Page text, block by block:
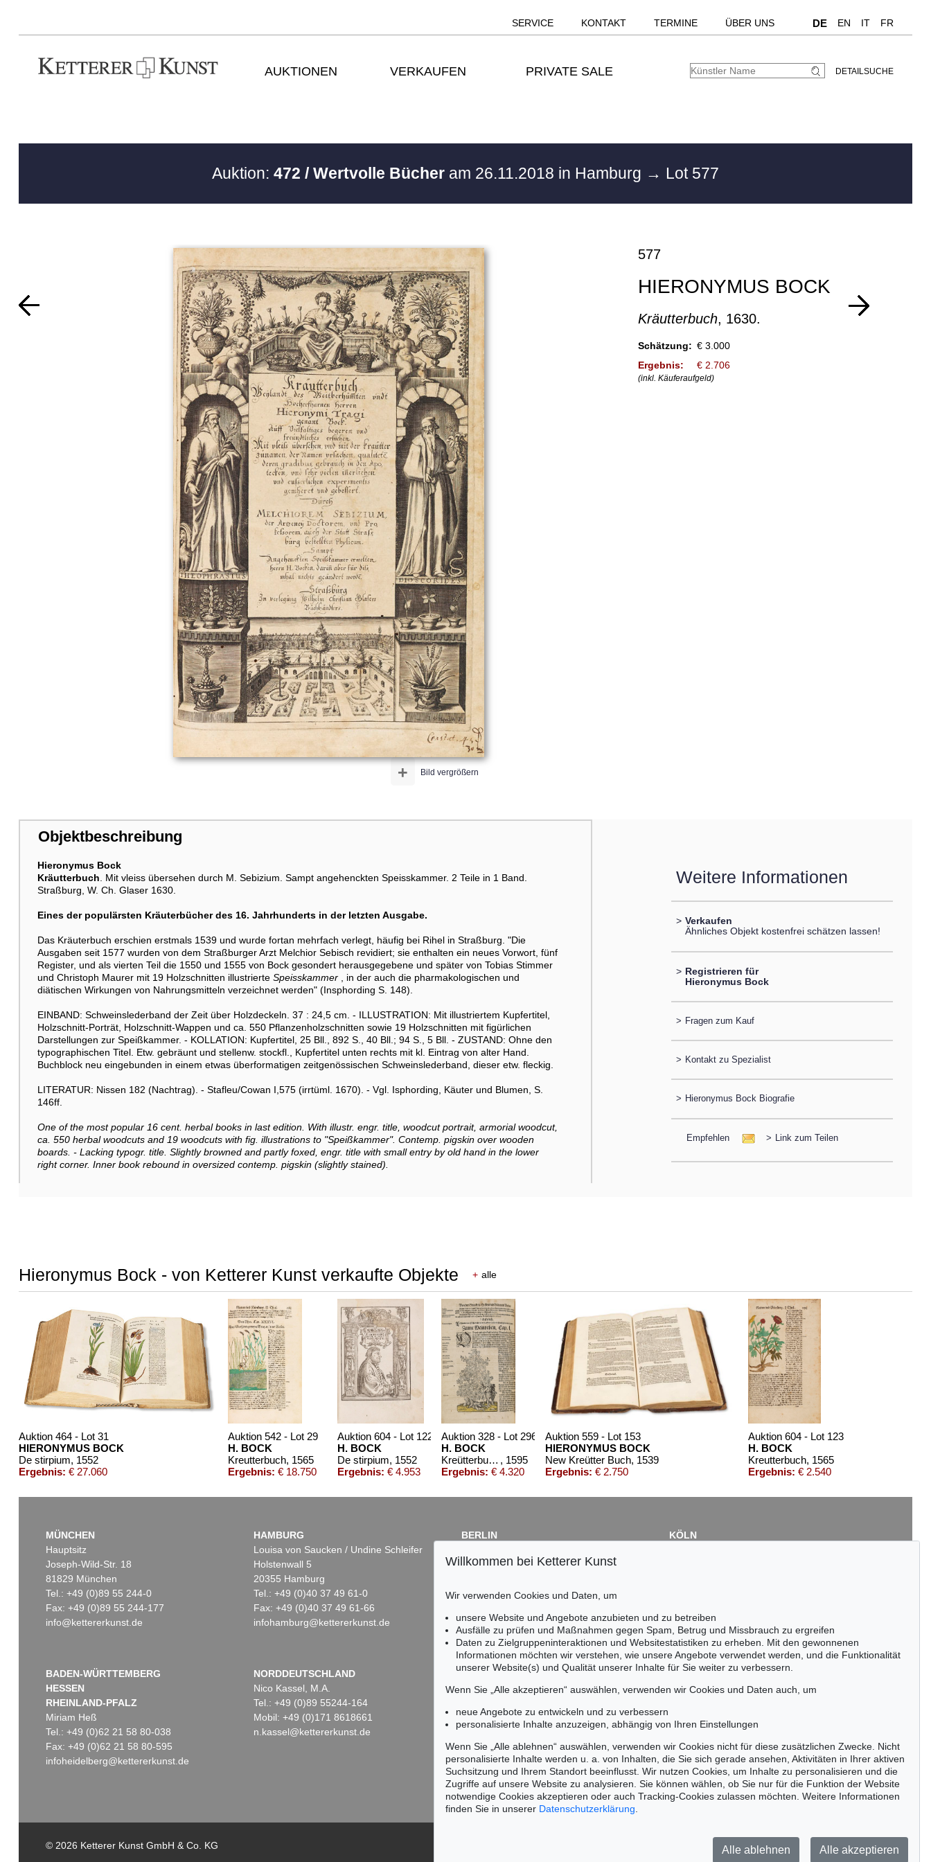
SERVICE KONTAKT TERMINE ÜBER UNS DE EN IT FR
AUKTIONEN VERKAUFEN PRIVATE SALE DETAILSUCHE
Auktion: 472 / Wertvolle Bücheram 26.11.2018 in Hamburg → Lot 577
Bild vergrößern
+
577
HIERONYMUS BOCK
Kräutterbuch, 1630.
Schätzung: € 3.000
Ergebnis:
€ 2.706
(inkl. Käuferaufgeld)
Objektbeschreibung
Hieronymus Bock
Kräutterbuch. Mit vleiss übersehen durch M. Sebizium. Sampt angehenckten Speisskammer. 2 Teile in 1 Band.
Straßburg, W. Ch. Glaser 1630.
Eines der populärsten Kräuterbücher des 16. Jahrhunderts in der letzten Ausgabe.
Das Kräuterbuch erschien erstmals 1539 und wurde fortan mehrfach verlegt, häufig bei Rihel in Straßburg. "Die
Ausgaben seit 1577 wurden von dem Straßburger Arzt Melchior Sebisch revidiert; sie enthalten ein neues Vorwort, fünf
Register, und als vierten Teil die 1550 und 1555 von Bock gesondert herausgegebene und später von Tobias Stimmer
und Christoph Maurer mit 19 Holzschnitten illustrierte Speisskammer, in der auch die pharmakologischen und
diätischen Wirkungen von Nahrungsmitteln verzeichnet werden" (Insphording S. 148).
EINBAND: Schweinslederband der Zeit über Holzdeckeln. 37 : 24,5 cm. - ILLUSTRATION: Mit illustriertem Kupfertitel,
Holzschnitt-Porträt, Holzschnitt-Wappen und ca. 550 Pflanzenholzschnitten sowie 19 Holzschnitten mit figürlichen
Darstellungen zur Speißkammer. - KOLLATION: Kupfertitel, 25 Bll., 892 S., 40 Bll.; 94 S., 5 Bll. - ZUSTAND: Ohne den
typographischen Titel. Etw. gebräunt und stellenw. stockfl., Kupfertitel unten rechts mit kl. Eintrag von alter Hand.
Buchblock neu eingebunden in einem etwas überformatigen zeitgenössischen Schweinslederband, dieser etw. fleckig.
LITERATUR: Nissen 182 (Nachtrag). - Stafleu/Cowan I,575 (irrtüml. 1670). - Vgl. Isphording, Käuter und Blumen, S.
146ff.
One of the most popular 16 cent. herbal books in last edition. With illustr. engr. title, woodcut portrait, armorial woodcut,
ca. 550 herbal woodcuts and 19 woodcuts with fig. illustrations to "Speißkammer". Contemp. pigskin over wooden
boards. - Lacking typogr. title. Slightly browned and partly foxed, engr. title with small entry by old hand in the lower
right corner. Inner book rebound in oversized contemp. pigskin (slightly stained).
Weitere Informationen
> Verkaufen
Ähnliches Objekt kostenfrei schätzen lassen!
> Registrieren für
Hieronymus Bock
> Fragen zum Kauf
> Kontakt zu Spezialist
> Hieronymus Bock Biografie
Empfehlen > Link zum Teilen
Hieronymus Bock - von Ketterer Kunst verkaufte Objekte + alle
Auktion 464 - Lot 31
HIERONYMUS BOCK
De stirpium, 1552
Ergebnis: € 27.060
Auktion 542 - Lot 29
H. BOCK
Kreutterbuch, 1565
Ergebnis: € 18.750
Auktion 604 - Lot 122
H. BOCK
De stirpium, 1552
Ergebnis: € 4.953
Auktion 328 - Lot 296
H. BOCK
Kreütterbuch. 1595 , 1595
Ergebnis: € 4.320
Auktion 559 - Lot 153
HIERONYMUS BOCK
New Kreütter Buch, 1539
Ergebnis: € 2.750
Auktion 604 - Lot 123
H. BOCK
Kreutterbuch, 1565
Ergebnis: € 2.540
Auktion 366 - Lot 131
Auktion 421 - Lot 514
Auktion 604 - Lot 124
Auktion 418 - Lot 556
, 1560
Auktion 421 - Lot 513
H. BOCK
, 1595
Ergebnis:€ 1.680
Auktion 604 - Lot 121
H. BOCK
, 1546
Ergebnis:€ 1.524
MÜNCHEN
Hauptsitz
Joseph-Wild-Str. 18
81829 München
Tel.: +49 (0)89 55 244-0
Fax: +49 (0)89 55 244-177
info@kettererkunst.de
HAMBURG
Louisa von Saucken / Undine Schleifer
Holstenwall 5
20355 Hamburg
Tel.: +49 (0)40 37 49 61-0
Fax: +49 (0)40 37 49 61-66
infohamburg@kettererkunst.de
BERLIN
Fasanenstr. 70
Tel.: +49 (0)30 88 67 53-63
infoberlin@kettererkunst.de
KÖLN
BADEN-WÜRTTEMBERG
HESSEN
RHEINLAND-PFALZ
Miriam Heß
Tel.: +49 (0)62 21 58 80-038
Fax: +49 (0)62 21 58 80-595
infoheidelberg@kettererkunst.de
NORDDEUTSCHLAND
Nico Kassel, M.A.
Tel.: +49 (0)89 55244-164
Mobil: +49 (0)171 8618661
n.kassel@kettererkunst.de
Keine Auktion mehr verpassen!
Wir informieren Sie rechtzeitig.
Jetzt zum Newsletter anmelden >
© 2026 Ketterer Kunst GmbH & Co. KG Datenschutz
Impressum
Barrierefreiheit
Willkommen bei Ketterer Kunst
Wir verwenden Cookies und Daten, um
unsere Website und Angebote anzubieten und zu betreiben
Ausfälle zu prüfen und Maßnahmen gegen Spam, Betrug und Missbrauch zu ergreifen
Daten zu Zielgruppeninteraktionen und Websitestatistiken zu erheben. Mit den gewonnenen
Informationen möchten wir verstehen, wie unsere Angebote verwendet werden, und die Funktionalität
unserer Website(s) und Qualität unserer Inhalte für Sie weiter zu verbessern.
Wenn Sie „Alle akzeptieren“ auswählen, verwenden wir Cookies und Daten auch, um
neue Angebote zu entwickeln und zu verbessern
personalisierte Inhalte anzuzeigen, abhängig von Ihren Einstellungen
Wenn Sie „Alle ablehnen“ auswählen, verwenden wir Cookies nicht für diese zusätzlichen Zwecke. Nicht
personalisierte Inhalte werden u. a. von Inhalten, die Sie sich gerade ansehen, Aktivitäten in Ihrer aktiven
Suchsitzung und Ihrem Standort beeinflusst. Wir nutzen Cookies, um Inhalte zu personalisieren und die
Zugriffe auf unsere Website zu analysieren. Sie können wählen, ob Sie nur für die Funktion der Website
notwendige Cookies akzeptieren oder auch Tracking-Cookies zulassen möchten. Weitere Informationen
finden Sie in unserer Datenschutzerklärung
Alle ablehnen Alle akzeptieren